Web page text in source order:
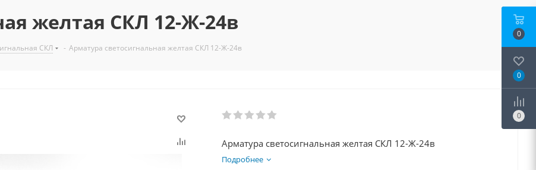
желтая СКЛ 12-Ж-24в
СКЛ - Арматура светосигнальная желтая СКЛ 12-Ж-24в
Арматура светосигнальная желтая СКЛ 12-Ж-24в
Подробнее
0
0
0